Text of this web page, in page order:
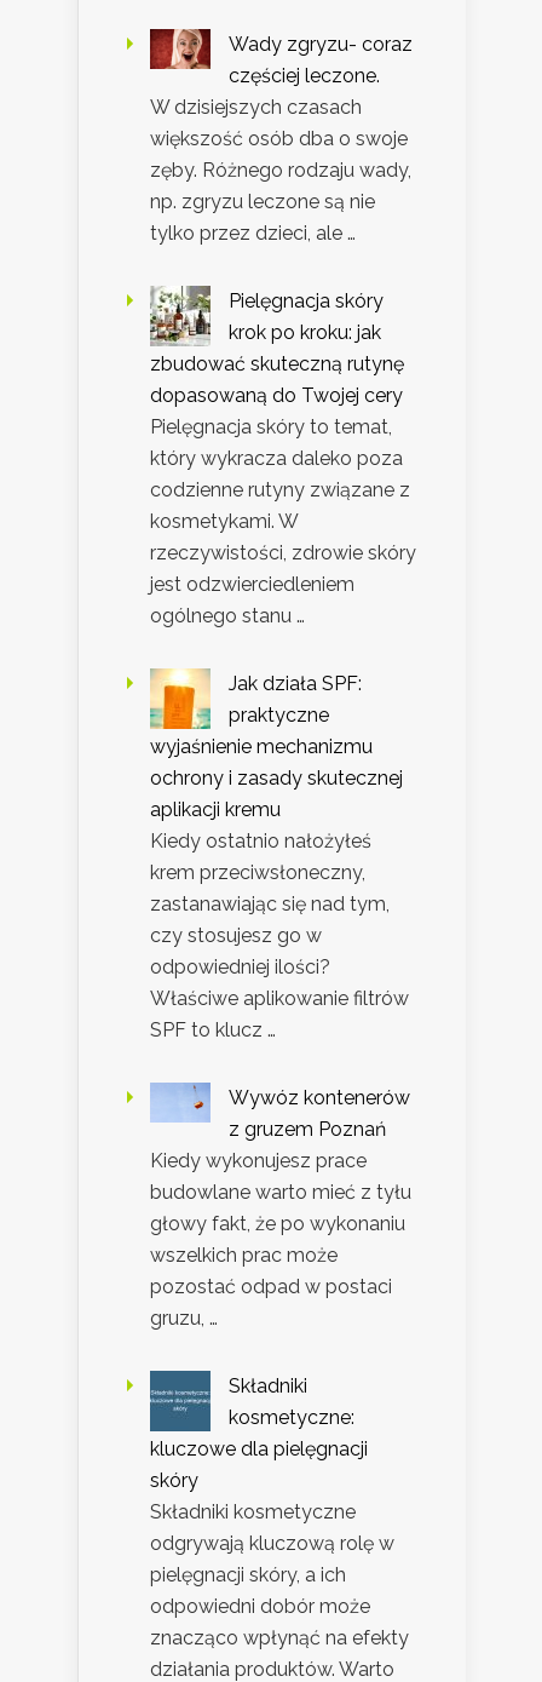
Wady zgryzu- coraz
częściej leczone.
W dzisiejszych czasach
większość osób dba o swoje
zęby. Różnego rodzaju wady,
np. zgryzu leczone są nie
tylko przez dzieci, ale …
Pielęgnacja skóry
krok po kroku: jak
zbudować skuteczną rutynę
dopasowaną do Twojej cery
Pielęgnacja skóry to temat,
który wykracza daleko poza
codzienne rutyny związane z
kosmetykami. W
rzeczywistości, zdrowie skóry
jest odzwierciedleniem
ogólnego stanu …
Jak działa SPF:
praktyczne
wyjaśnienie mechanizmu
ochrony i zasady skutecznej
aplikacji kremu
Kiedy ostatnio nałożyłeś
krem przeciwsłoneczny,
zastanawiając się nad tym,
czy stosujesz go w
odpowiedniej ilości?
Właściwe aplikowanie filtrów
SPF to klucz …
Wywóz kontenerów
z gruzem Poznań
Kiedy wykonujesz prace
budowlane warto mieć z tyłu
głowy fakt, że po wykonaniu
wszelkich prac może
pozostać odpad w postaci
gruzu, …
Składniki
kosmetyczne:
kluczowe dla pielęgnacji
skóry
Składniki kosmetyczne
odgrywają kluczową rolę w
pielęgnacji skóry, a ich
odpowiedni dobór może
znacząco wpłynąć na efekty
działania produktów. Warto